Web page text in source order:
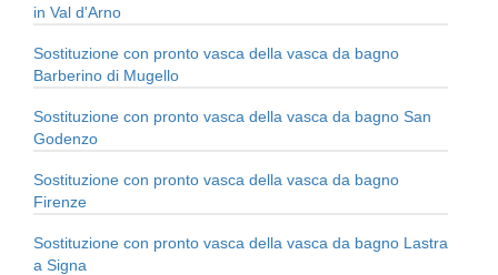
in Val d'Arno
Sostituzione con pronto vasca della vasca da bagno
Barberino di Mugello
Sostituzione con pronto vasca della vasca da bagno San
Godenzo
Sostituzione con pronto vasca della vasca da bagno
Firenze
Sostituzione con pronto vasca della vasca da bagno Lastra
a Signa